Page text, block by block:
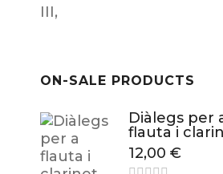
ON-SALE PRODUCTS
Diàlegs per
flauta i
12,00 €